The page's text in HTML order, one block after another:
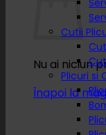
Nu ai niciun
Înapoi la
Cutii
Plicuri si